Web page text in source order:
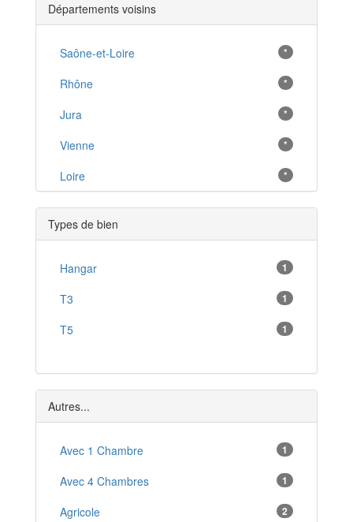
Prévessin-Moëns *
Thoiry *
Cessy *
Châtillon-sur-Chalaronne *
Meximieux *
Villars-les-Dombes *
Belley *
Ornex *
Péron *
Collonges *
Pont-de-Vaux *
Bellegarde-sur-Valserine *
Montluel *
Départements voisins
Saône-et-Loire *
Rhône *
Jura *
Vienne *
Loire *
Types de bien
Hangar 1
T3 1
T5 1
Autres...
Avec 1 Chambre 1
Avec 4 Chambres 1
Agricole 2